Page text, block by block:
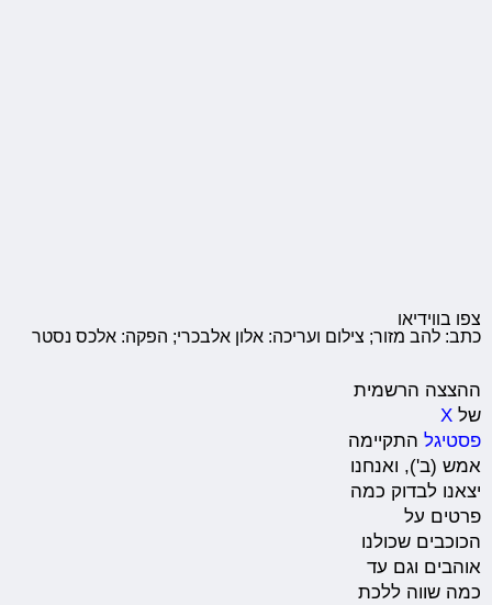
צפו בווידיאו
כתב: להב מזור; צילום ועריכה: אלון אלבכרי; הפקה: אלכס נסטר
ההצצה הרשמית
שלX
פסטיגל התקיימה
אמש (ב'), ואנחנו
יצאנו לבדוק כמה
פרטים על
הכוכבים שכולנו
אוהבים וגם עד
כמה שווה ללכת